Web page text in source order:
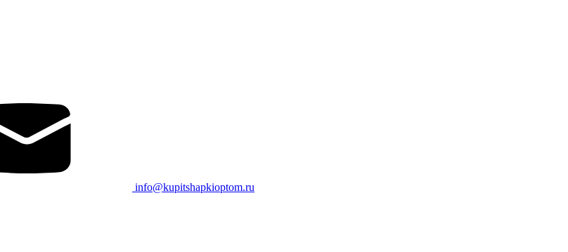
info@kupitshapkioptom.ru